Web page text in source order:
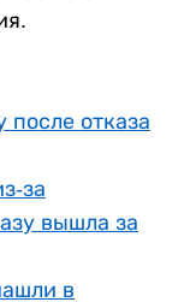
отказа
за
вышла за
в